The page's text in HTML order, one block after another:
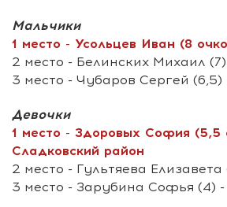
Мальчики
1 место - Усольцев Иван (8
2 место - Белинских Михаил
3 место - Чубаров Сергей (6,5)
Девочки
1 место - Здоровых София (5,5
Сладковский район
2 место - Гультяева
3 место - Зарубина Софья (4)